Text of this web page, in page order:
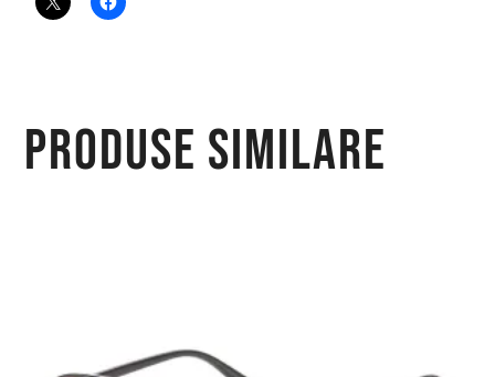
Produse similare